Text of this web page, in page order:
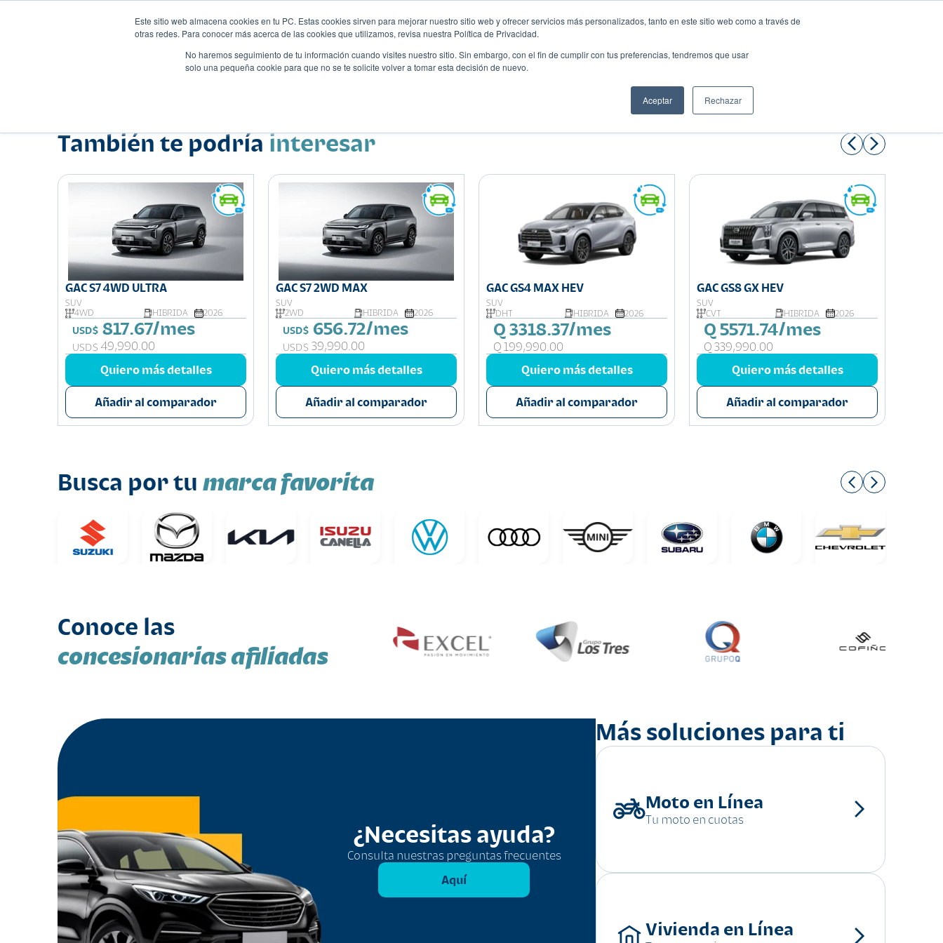
Este sitio web almacena cookies en tu PC. Estas cookies sirven para mejorar nuestro sitio web y ofrecer servicios más personalizados, tanto en este sitio web como a través de
otras redes. Para conocer más acerca de las cookies que utilizamos, revisa nuestra Política de Privacidad.
No haremos seguimiento de tu información cuando visites nuestro sitio. Sin embargo, con el fin de cumplir con tus preferencias, tendremos que usar
solo una pequeña cookie para que no se te solicite volver a tomar esta decisión de nuevo.
Aceptar Rechazar
Compartir:
También te podría interesar
GAC S7 4WD ULTRA
SUV
4WD
HIBRIDA 2026
USD$ 817.67/mes
USD$ 49,990.00
Quiero más detalles
Añadir al comparador
GAC S7 2WD MAX
SUV
2WD
HIBRIDA 2026
USD$ 656.72/mes
USD$ 39,990.00
Quiero más detalles
Añadir al comparador
GAC GS4 MAX HEV
SUV
DHT
HIBRIDA 2026
Q 3318.37/mes
Q 199,990.00
Quiero más detalles
Añadir al comparador
GAC GS8 GX HEV
SUV
CVT
HIBRIDA 2026
Q 5571.74/mes
Q 339,990.00
Quiero más detalles
Añadir al comparador
Busca por tu marca favorita
Conoce las
concesionarias afiliadas
¿Necesitas ayuda?
Consulta nuestras preguntas frecuentes
Aquí
Más soluciones para ti
Moto en Línea
Tu moto en cuotas
Vivienda en Línea